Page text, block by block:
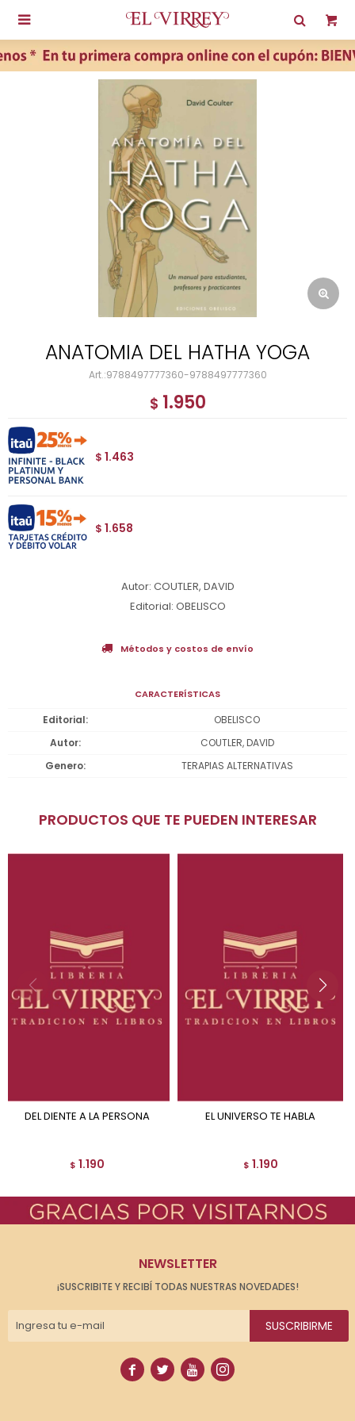

ANATOMIA DEL HATHA YOGA
9788497777360-9788497777360
$ 1.950
$ 1.463
$ 1.658
Autor: COUTLER, DAVID
Editorial: OBELISCO
Métodos y costos de envío
CARACTERÍSTICAS
Editorial
OBELISCO
Autor
COUTLER, DAVID
Genero
TERAPIAS ALTERNATIVAS
PRODUCTOS QUE TE PUEDEN INTERESAR
DEL DIENTE A LA PERSONA
$ 1.190
EL UNIVERSO TE HABLA
$ 1.190
NEWSLETTER
¡SUSCRIBITE Y RECIBÍ TODAS NUESTRAS NOVEDADES!
SUSCRIBIRME
   